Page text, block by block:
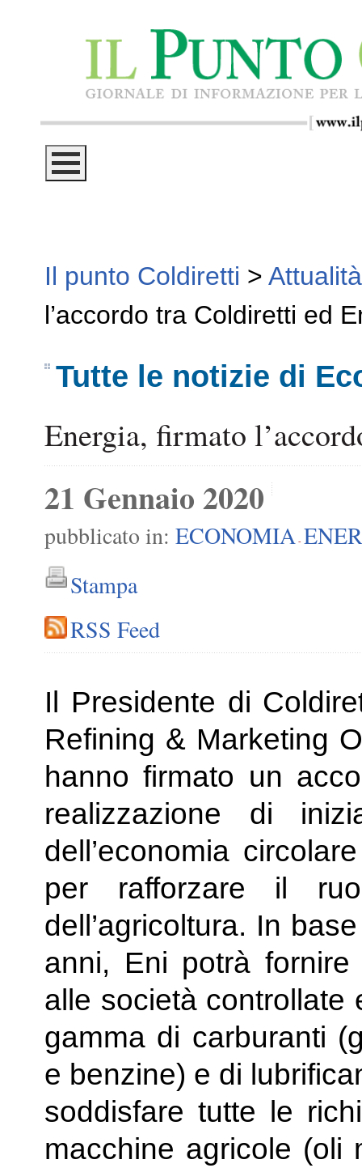
Il punto Coldiretti > Attualità
l’accordo tra Coldiretti ed
Tutte le notizie di
Energia, firmato
21 Gennaio 2020
pubblicato in: ECONOMIA -
Stampa
RSS Feed
Il Presidente di
Refining & Marketing
hanno firmato un
realizzazione di
dell’economia
per rafforzare il
dell’agricoltura. In
anni, Eni potrà
alle società controllate
gamma di carburanti
e benzine) e di
soddisfare tutte le
macchine agricole (oli